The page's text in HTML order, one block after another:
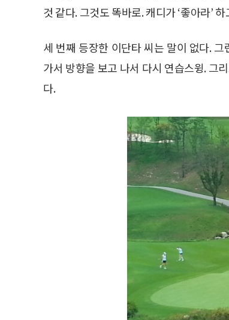
것 같다. 그것도 똑바로. 캐디가 ‘좋아라’
세 번째 등장한 이단타 씨는 말이 없다.
가서 방향을 보고 나서 다시 연습스윙. 그
다.